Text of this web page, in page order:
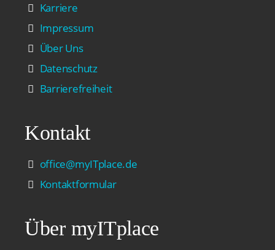
Karriere
Impressum
Über Uns
Datenschutz
Barrierefreiheit
Kontakt
office@myITplace.de
Kontaktformular
Über myITplace